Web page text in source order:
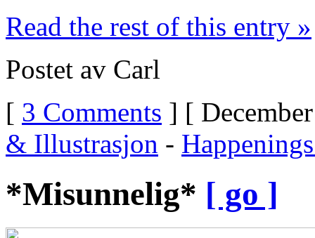
Read the rest of this entry »
Postet av Carl
[ 3 Comments ] [
& Illustrasjon -
*Misunnelig* [ go ]